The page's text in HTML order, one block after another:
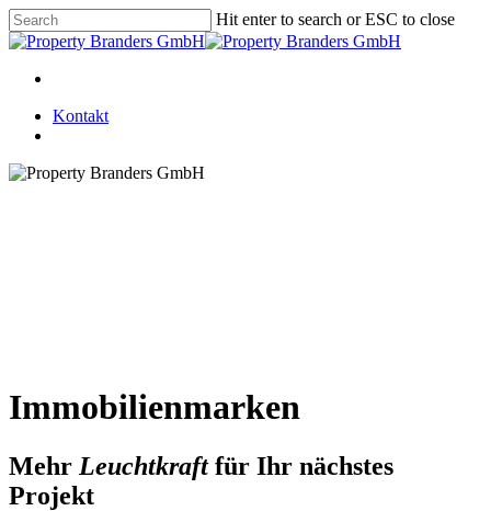
Skip
to
content
Hit enter to search or ESC to close
Close
Menu
Kontakt
Immobilienmarken
Mehr Leuchtkraftfür Ihr nächstes
Projekt